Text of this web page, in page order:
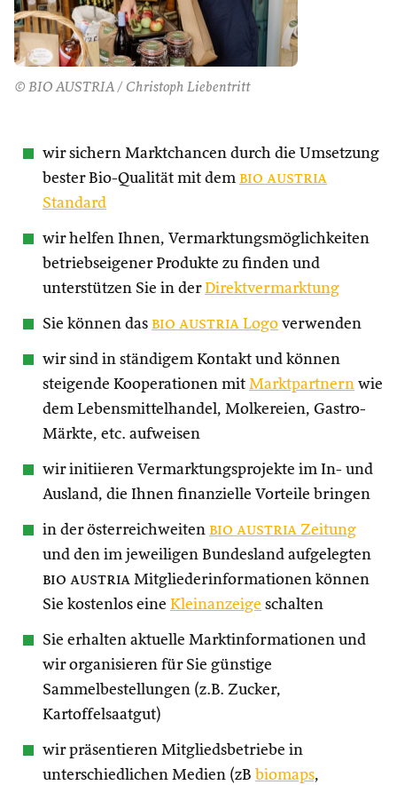
© BIO AUSTRIA / Christoph Liebentritt
wir sichern Marktchancen durch die Umsetzung
bester Bio-Qualität mit dem bio austria
Standard
wir helfen Ihnen, Vermarktungsmöglichkeiten
betriebseigener Produkte zu finden und
unterstützen Sie in derDirektvermarktung
Sie können das bio austria Logo verwenden
wir sind in ständigem Kontakt und können
steigende Kooperationen mit Marktpartnern wie
dem Lebensmittelhandel, Molkereien, Gastro-
Märkte, etc. aufweisen
wir initiieren Vermarktungsprojekte im In- und
Ausland, die Ihnen finanzielle Vorteile bringen
in der österreichweiten bio austria Zeitung
und den im jeweiligen Bundesland aufgelegten
bio austria Mitgliederinformationen können
Sie kostenlos eine Kleinanzeige schalten
Sie erhalten aktuelle Marktinformationen und
wir organisieren für Sie günstige
Sammelbestellungen (z.B. Zucker,
Kartoffelsaatgut)
wir präsentieren Mitgliedsbetriebe in
unterschiedlichen Medien (zB biomaps,